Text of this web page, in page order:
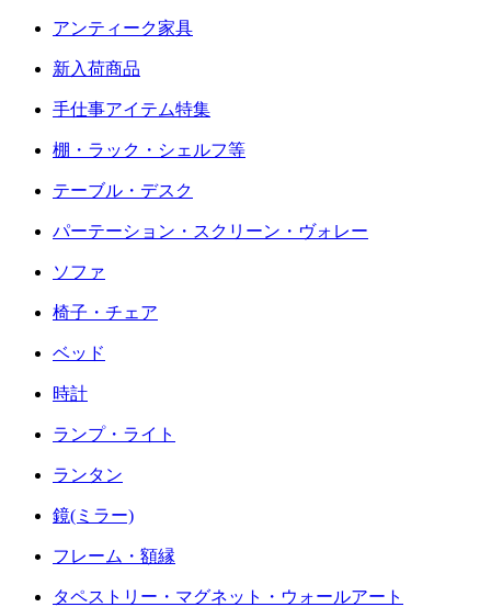
アンティーク家具
新入荷商品
手仕事アイテム特集
棚・ラック・シェルフ等
テーブル・デスク
パーテーション・スクリーン・ヴォレー
ソファ
椅子・チェア
ベッド
時計
ランプ・ライト
ランタン
鏡(ミラー)
フレーム・額縁
タペストリー・マグネット・ウォールアート